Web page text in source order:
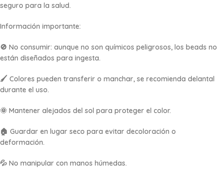
seguro para la salud.
Información importante:
🚫 No consumir: aunque no son químicos peligrosos, los beads no
están diseñados para ingesta.
🖌️ Colores pueden transferir o manchar, se recomienda delantal
durante el uso.
🌞 Mantener alejados del sol para proteger el color.
🏠 Guardar en lugar seco para evitar decoloración o
deformación.
💦 No manipular con manos húmedas.